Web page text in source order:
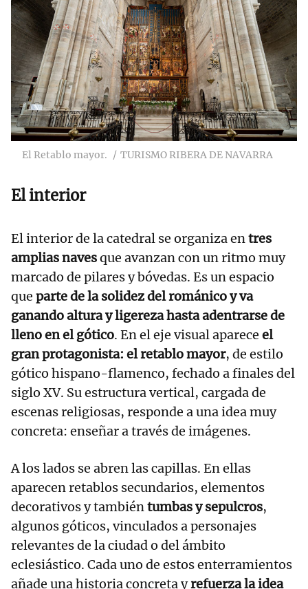
El Retablo mayor. TURISMO RIBERA DE NAVARRA
El interior
El interior de la catedral se organiza en tres
amplias navesque avanzan con un ritmo muy
marcado de pilares y bóvedas. Es un espacio
que parte de la solidez del románico y va
ganando altura y ligereza hasta adentrarse de
lleno en el gótico. En el eje visual aparece el
gran protagonista: el retablo mayor, de estilo
gótico hispano-flamenco, fechado a finales del
siglo XV. Su estructura vertical, cargada de
escenas religiosas, responde a una idea muy
concreta: enseñar a través de imágenes.
A los lados se abren las capillas. En ellas
aparecen retablos secundarios, elementos
decorativos y también tumbas y sepulcros,
algunos góticos, vinculados a personajes
relevantes de la ciudad o del ámbito
eclesiástico. Cada uno de estos enterramientos
añade una historia concreta yrefuerza la idea